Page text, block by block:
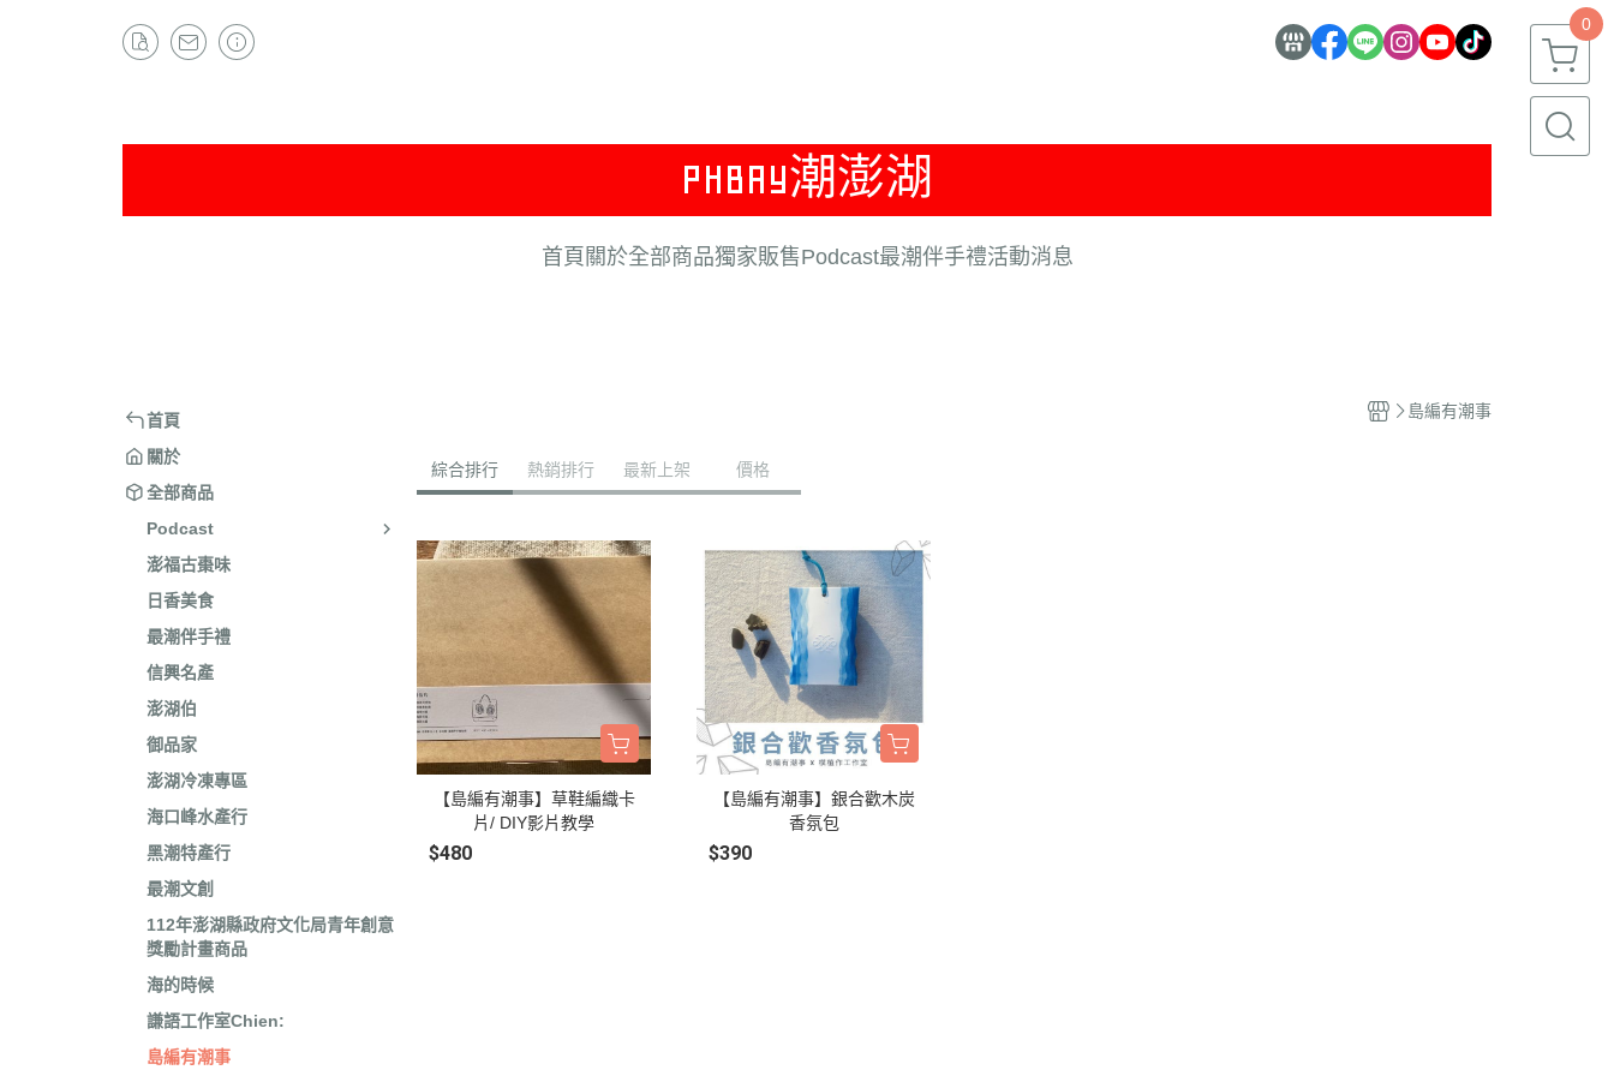
0
PHBAY潮澎湖
首頁 關於全部商品獨家販售Podcast最潮伴手禮活動消息
首頁
關於
全部商品
Podcast
澎福古棗味
日香美食
最潮伴手禮
信興名產
澎湖伯
御品家
澎湖冷凍專區
海口峰水產行
黑潮特產行
最潮文創
112年澎湖縣政府文化局青年創意
獎勵計畫商品
海的時候
謙語工作室Chien:
島編有潮事
島編有潮事
綜合排行 熱銷排行 最新上架 價格
【島編有潮事】草鞋編織卡
片/ DIY影片教學
$480
【島編有潮事】銀合歡木炭
香氛包
$390